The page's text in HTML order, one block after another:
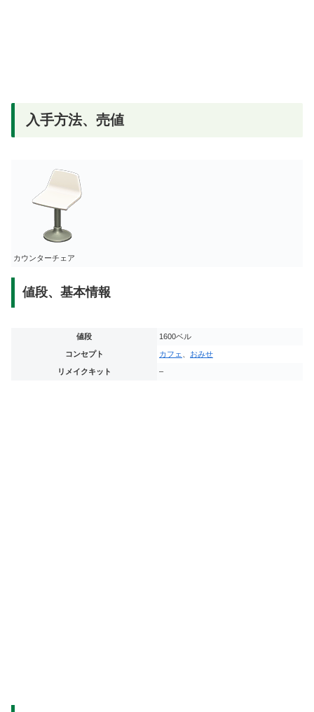
入手方法、売値
カウンターチェア
値段、基本情報
値段 1600ベル
コンセプト カフェ、 おみせ
リメイクキット –